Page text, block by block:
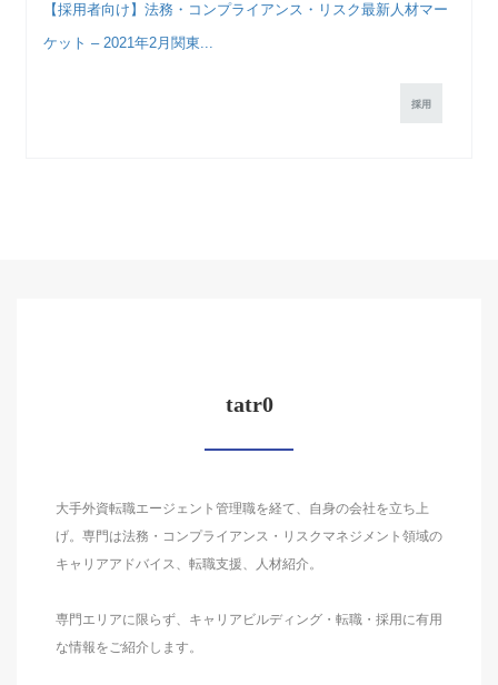
【採用者向け】法務・コンプライアンス・リスク最新人材マー
ケット – 2021年2月関東...
採用
tatr0
大手外資転職エージェント管理職を経て、自身の会社を立ち上
げ。専門は法務・コンプライアンス・リスクマネジメント領域の
キャリアアドバイス、転職支援、人材紹介。
専門エリアに限らず、キャリアビルディング・転職・採用に有用
な情報をご紹介します。